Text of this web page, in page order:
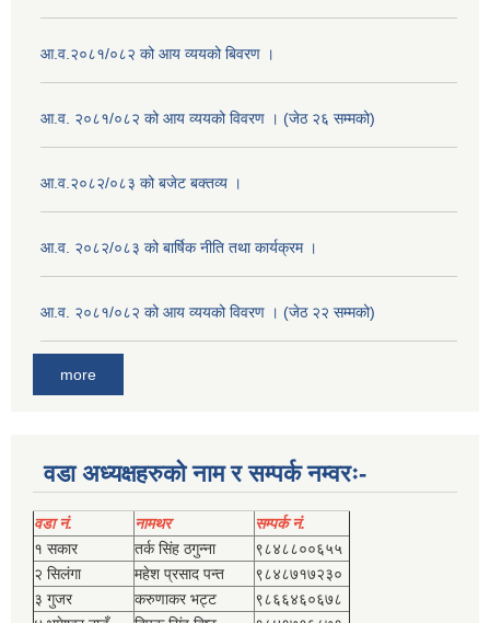
आ.व.२०८१/०८२ को आय व्ययको बिवरण ।
आ.व. २०८१/०८२ को आय व्ययको विवरण । (जेठ २६ सम्मको)
आ.व.२०८२/०८३ को बजेट बक्तव्य ।
आ.व. २०८२/०८३ को बार्षिक नीति तथा कार्यक्रम ।
आ.व. २०८१/०८२ को आय व्ययको विवरण । (जेठ २२ सम्मको)
more
वडा अध्यक्षहरुको नाम र सम्पर्क नम्वरः-
वडा नं. नामथर
सम्पर्क नं.
१ सकार
तर्क सिंह ठगुन्‍ना
९८४८८००६५५
२ सिलंगा
महेश प्रसाद पन्त
९८४८७१७२३०
३ गुजर
करुणाकर भट्ट
९८६६४६०६७८